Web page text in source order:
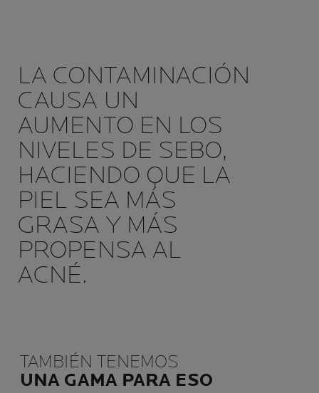
LA CONTAMINACIÓN
CAUSA UN
AUMENTO EN LOS
NIVELES DE SEBO,
HACIENDO QUE LA
PIEL SEA MÁS
GRASA Y MÁS
PROPENSA AL
ACNÉ.
TAMBIÉN TENEMOS
UNA GAMA PARA ESO